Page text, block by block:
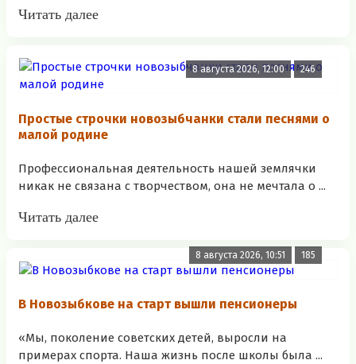
Читать далее
8 августа 2026, 12:00 246
Простые строчки новозыбчанки стали песнями о
малой родине
Профессиональная деятельность нашей землячки
никак не связана с творчеством, она не мечтала о ...
Читать далее
8 августа 2026, 10:51 185
В Новозыбкове на старт вышли пенсионеры
«Мы, поколение советских детей, выросли на
примерах спорта. Наша жизнь после школы была ...